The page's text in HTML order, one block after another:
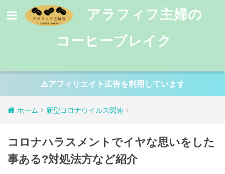
アラフィフ主婦の
コーヒーブレイク
⚠️アフィリエイト広告を利用しています
ホーム 新型コロナウイルス関連
コロナハラスメントでイヤな思いをした
事ある?対処法方など紹介